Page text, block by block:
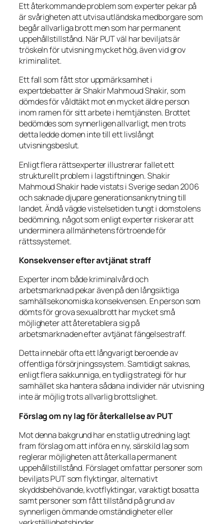
Ett återkommande problem som experter pekar på
är svårigheten att utvisa utländska medborgare som
begår allvarliga brott men som har permanent
uppehållstillstånd. När PUT väl har beviljats är
tröskeln för utvisning mycket hög, även vid grov
kriminalitet.
Ett fall som fått stor uppmärksamhet i
expertdebatter är Shakir Mahmoud Shakir, som
dömdes för våldtäkt mot en mycket äldre person
inom ramen för sitt arbete i hemtjänsten. Brottet
bedömdes som synnerligen allvarligt, men trots
detta ledde domen inte till ett livslångt
utvisningsbeslut.
Enligt flera rättsexperter illustrerar fallet ett
strukturellt problem i lagstiftningen. Shakir
Mahmoud Shakir hade vistats i Sverige sedan 2006
och saknade djupare generationsanknytning till
landet. Ändå vägde vistelsetiden tungt i domstolens
bedömning, något som enligt experter riskerar att
underminera allmänhetens förtroende för
rättssystemet.
Konsekvenser efter avtjänat straff
Experter inom både kriminalvård och
arbetsmarknad pekar även på den långsiktiga
samhällsekonomiska konsekvensen. En person som
dömts för grova sexualbrott har mycket små
möjligheter att återetablera sig på
arbetsmarknaden efter avtjänat fängelsestraff.
Detta innebär ofta ett långvarigt beroende av
offentliga försörjningssystem. Samtidigt saknas,
enligt flera sakkunniga, en tydlig strategi för hur
samhället ska hantera sådana individer när utvisning
inte är möjlig trots allvarlig brottslighet.
Förslag om ny lag för återkallelse av PUT
Mot denna bakgrund har en statlig utredning lagt
fram förslag om att införa en ny, särskild lag som
reglerar möjligheten att återkalla permanent
uppehållstillstånd. Förslaget omfattar personer som
beviljats PUT som flyktingar, alternativt
skyddsbehövande, kvotflyktingar, varaktigt bosatta
samt personer som fått tillstånd på grund av
synnerligen ömmande omständigheter eller